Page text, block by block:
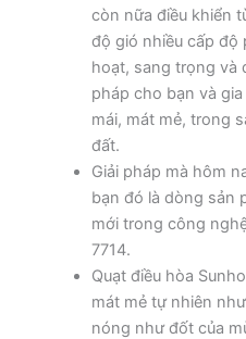
còn nữa điều khiển
độ gió nhiều cấp độ
hoạt, sang trọng và
pháp cho bạn và
mái, mát mẻ, trong
đất.
Giải pháp mà hôm
bạn đó là dòng sản
mới trong công
7714.
Quạt điều hòa
mát mẻ tự nhiên
nóng như đốt của